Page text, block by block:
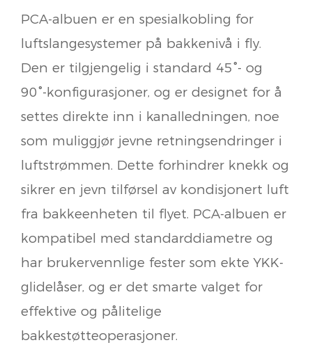
PCA-albuen er en spesialkobling for
luftslangesystemer på bakkenivå i fly.
Den er tilgjengelig i standard 45°- og
90°-konfigurasjoner, og er designet for å
settes direkte inn i kanalledningen, noe
som muliggjør jevne retningsendringer i
luftstrømmen. Dette forhindrer knekk og
sikrer en jevn tilførsel av kondisjonert luft
fra bakkeenheten til flyet. PCA-albuen er
kompatibel med standarddiametre og
har brukervennlige fester som ekte YKK-
glidelåser, og er det smarte valget for
effektive og pålitelige
bakkestøtteoperasjoner.